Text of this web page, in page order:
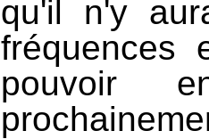
qu'il n'y
fréquences
pouvoir